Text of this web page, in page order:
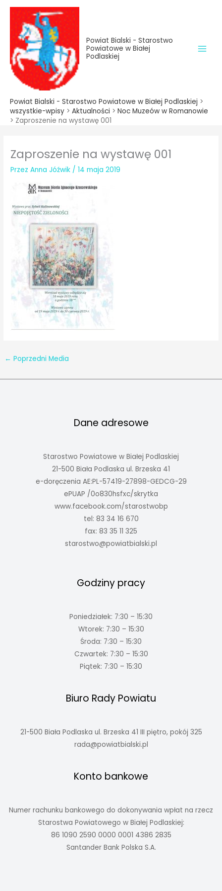
treści
Przejdź
treści
Powiat Bialski - Starostwo
Powiatowe w Białej
Podlaskiej
Powiat Bialski - Starostwo Powiatowe w Białej Podlaskiej >
wszystkie-wpisy > Aktualności > Noc Muzeów w Romanowie
> Zaproszenie na wystawę 001
Zaproszenie na wystawę 001
PrzezAnna Jóźwik /14 maja 2019
← Poprzedni Media
Dane adresowe
Starostwo Powiatowe w Białej Podlaskiej
21-500 Biała Podlaska ul. Brzeska 41
e-doręczenia AE:PL-57419-27898-GEDCG-29
ePUAP /0o830hsfxc/skrytka
www.facebook.com/starostwobp
tel: 83 34 16 670
fax: 83 35 11 325
starostwo@powiatbialski.pl
Godziny pracy
Poniedziałek: 7:30 – 15:30
Wtorek: 7:30 – 15:30
Środa: 7:30 – 15:30
Czwartek: 7:30 – 15:30
Piątek: 7:30 – 15:30
Biuro Rady Powiatu
21-500 Biała Podlaska ul. Brzeska 41 III piętro, pokój 325
rada@powiatbialski.pl
Konto bankowe
Numer rachunku bankowego do dokonywania wpłat na rzecz
Starostwa Powiatowego w Białej Podlaskiej:
86 1090 2590 0000 0001 4386 2835
Santander Bank Polska S.A.